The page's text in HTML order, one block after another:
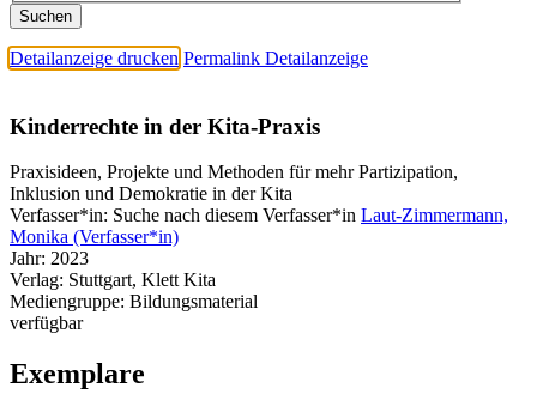
Detailanzeige drucken Permalink Detailanzeige
Kinderrechte in der Kita-Praxis
Praxisideen, Projekte und Methoden für mehr Partizipation,
Inklusion und Demokratie in der Kita
Verfasser*in: Suche nach diesem Verfasser*in Laut-Zimmermann,
Monika (Verfasser*in)
Jahr: 2023
Verlag: Stuttgart, Klett Kita
Mediengruppe: Bildungsmaterial
verfügbar
Exemplare